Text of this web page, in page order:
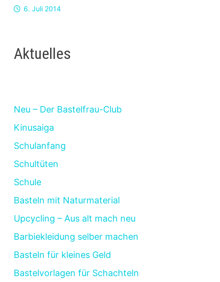
6. Juli 2014
Aktuelles
Neu – Der Bastelfrau-Club
Kinusaiga
Schulanfang
Schultüten
Schule
Basteln mit Naturmaterial
Upcycling – Aus alt mach neu
Barbiekleidung selber machen
Basteln für kleines Geld
Bastelvorlagen für Schachteln